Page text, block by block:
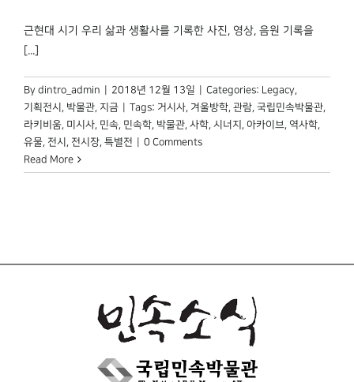
근현대 시기 우리 삶과 생활사를 기록한 사진, 영상, 음원 기록을
[...]
By dintro_admin 2018년 12월 13일 Categories: Legacy
기획전시
박물관, 지금 Tags: 거시사 겨울방학 관람 국립민속박물관
라키비움 미시사 민속 민속학 박물관 사학 시너지 아카이브 역사학
유물 전시 전시장 특별전
0 Comments
Read More